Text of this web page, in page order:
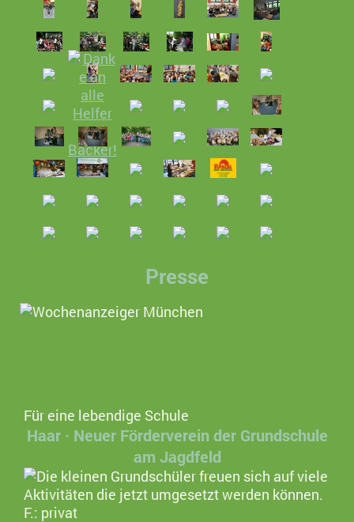
Presse
Für eine lebendige Schule
Haar · Neuer Förderverein der Grundschule
am Jagdfeld